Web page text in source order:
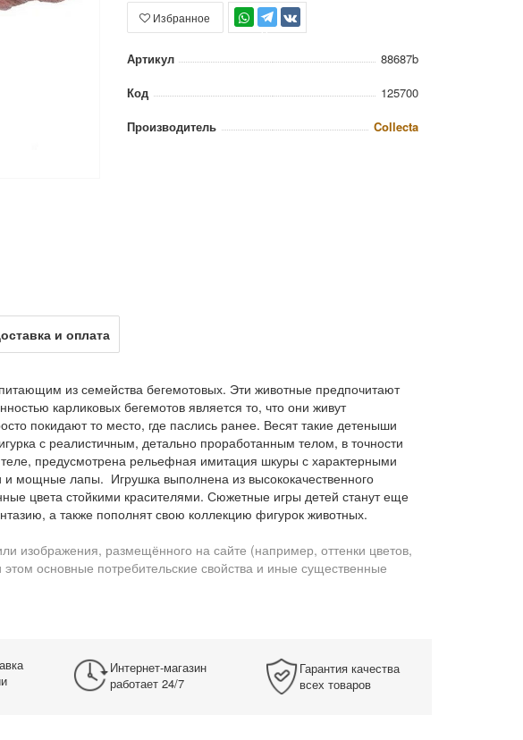
TG
Избранное
Артикул
88687b
Код
125700
Производитель
Collecta
и оплата
из семейства бегемотовых. Эти животные предпочитают
карликовых бегемотов является то, что они живут
покидают то место, где паслись ранее. Весят такие детеныши
с реалистичным, детально проработанным телом, в точности
предусмотрена рельефная имитация шкуры с характерными
мощные лапы. Игрушка выполнена из высококачественного
цвета стойкими красителями. Сюжетные игры детей станут еще
а также пополнят свою коллекцию фигурок животных.
изображения, размещённого на сайте (например, оттенки цветов,
основные потребительские свойства и иные существенные
Интернет-магазин
работает 24/7
Гарантия качества
всех товаров